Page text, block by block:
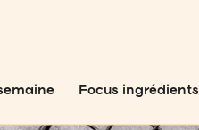
Focus ingrédients